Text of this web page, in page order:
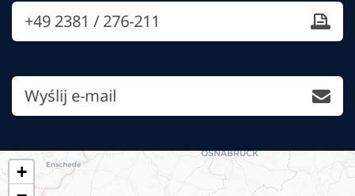
+49 2381 / 276-211
Wyślij e-mail
+